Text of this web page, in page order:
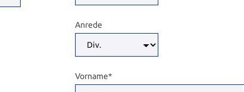
Anrede
Vorname*